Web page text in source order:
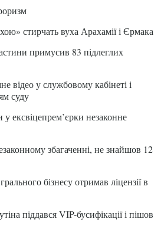
стирчать вуха Арахамії і Єрмака
примусив 83 підлеглих
відео у службовому кабінеті і
суду
незаконне
збагаченні, не знайшов 12
бізнесу отримав ліцензії в
піддався VIP-бусифікації і пішов